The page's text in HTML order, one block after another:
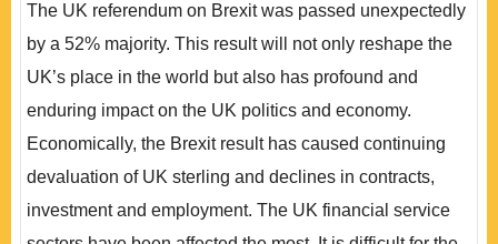
The UK referendum on Brexit was passed unexpectedly
by a 52% majority. This result will not only reshape the
UK’s place in the world but also has profound and
enduring impact on the UK politics and economy.
Economically, the Brexit result has caused continuing
devaluation of UK sterling and declines in contracts,
investment and employment. The UK financial service